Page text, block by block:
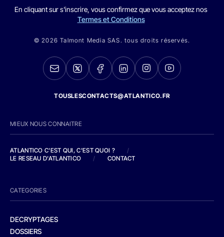
En cliquant sur s'inscrire, vous confirmez que vous acceptez nos
Termes et Conditions
© 2026 Talmont Media SAS. tous droits réservés.
TOUSLESCONTACTS@ATLANTICO.FR
MIEUX NOUS CONNAITRE
ATLANTICO C'EST QUI, C'EST QUOI ?
/
LE RESEAU D'ATLANTICO
/ CONTACT
CATEGORIES
DECRYPTAGES
DOSSIERS